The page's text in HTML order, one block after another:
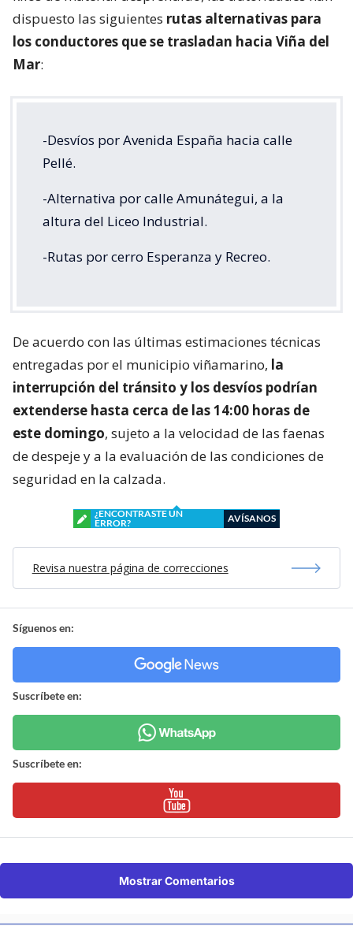
dispuesto las siguientes rutas alternativas para
los conductores que se trasladan hacia Viña del
Mar:
-Desvíos por Avenida España hacia calle
Pellé.
-Alternativa por calle Amunátegui, a la
altura del Liceo Industrial.
-Rutas por cerro Esperanza y Recreo.
De acuerdo con las últimas estimaciones técnicas
entregadas por el municipio viñamarino, la
interrupción del tránsito y los desvíos podrían
extenderse hasta cerca de las 14:00 horas de
este domingo, sujeto a la velocidad de las faenas
de despeje y a la evaluación de las condiciones de
seguridad en la calzada.
¿ENCONTRASTE UN
ERROR?
AVÍSANOS
Revisa nuestra página de correcciones
Síguenos en:
Suscríbete en:
Suscríbete en:
Mostrar Comentarios